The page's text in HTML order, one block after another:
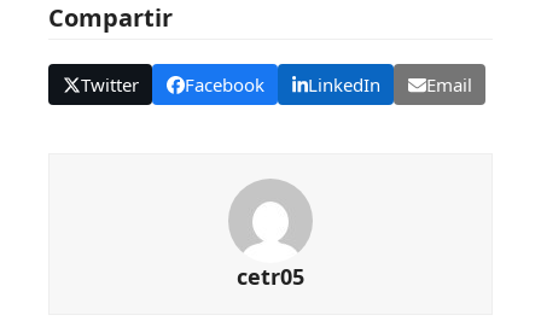
Compartir
Twitter Facebook LinkedIn Email
cetr05